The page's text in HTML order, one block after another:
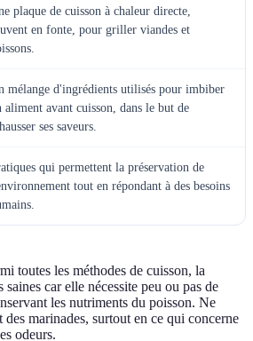
plaque de cuisson à chaleur directe,
en fonte, pour griller viandes et
mélange d'ingrédients utilisés pour imbiber
aliment avant cuisson, dans le but de
ses saveurs.
qui permettent la préservation de
tout en répondant à des besoins
toutes les méthodes de cuisson, la
car elle nécessite peu ou pas de
les nutriments du poisson. Ne
des marinades, surtout en ce qui concerne
odeurs.